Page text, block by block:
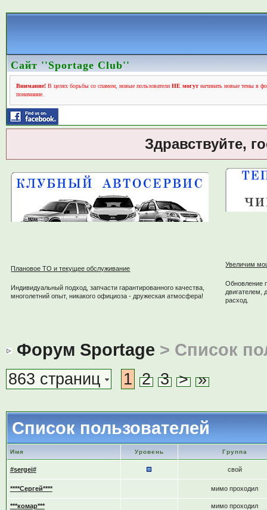
Сайт ''Sportage Club''
Внимание!В целях борьбы со спамом, новые пользователи НЕ могутначинать новые темы в
понимание.
Здравствуйте,
Плановое ТО и текущее обслуживание
Индивидуальный подход, запчасти гарантированного качества,
многолетний опыт, никакого официоза - дружеская атмосфера!
Увеличим
Обновление
двигателем,
расход.
Форум Sportage > Список
863 страниц 1 2 3 > »
Список пользователей
Имя Уровень Группа
#sergei# свой
****Сергей**** мимо проходил
***комар*** мимо проходил